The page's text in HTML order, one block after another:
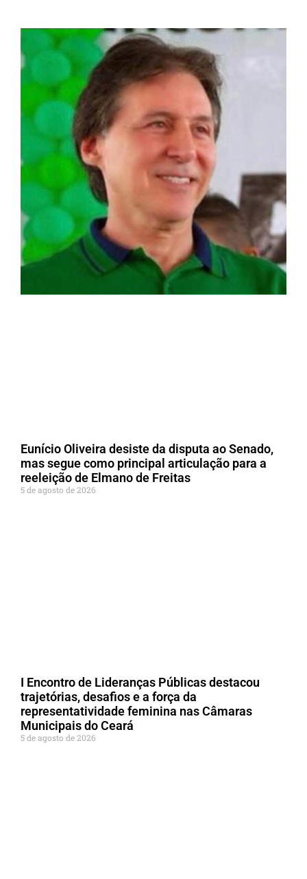
Eunício Oliveira desiste da disputa ao Senado,
mas segue como principal articulação para a
reeleição de Elmano de Freitas
5 de agosto de 2026
I Encontro de Lideranças Públicas destacou
trajetórias, desafios e a força da
representatividade feminina nas Câmaras
Municipais do Ceará
5 de agosto de 2026